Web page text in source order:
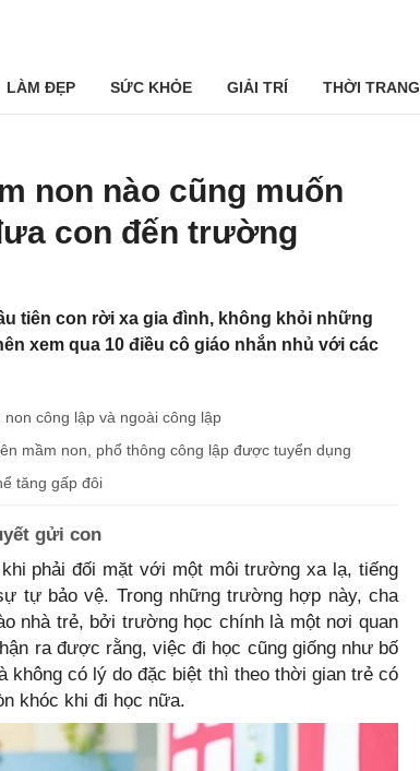
LÀM ĐẸP SỨC KHỎE GIẢI TRÍ THỜI TRANG
non nào cũng muốn
con đến trường
tiên con rời xa gia đình, không khỏi những
xem qua 10 điều cô giáo nhắn nhủ với các
công lập và ngoài công lập
mầm non, phổ thông công lập được tuyển dụng
tăng gấp đôi
gửi con
phải đối mặt với một môi trường xa lạ, tiếng
tự bảo vệ. Trong những trường hợp này, cha
nhà trẻ, bởi trường học chính là một nơi quan
ra được rằng, việc đi học cũng giống như bố
không có lý do đặc biệt thì theo thời gian trẻ có
khóc khi đi học nữa.